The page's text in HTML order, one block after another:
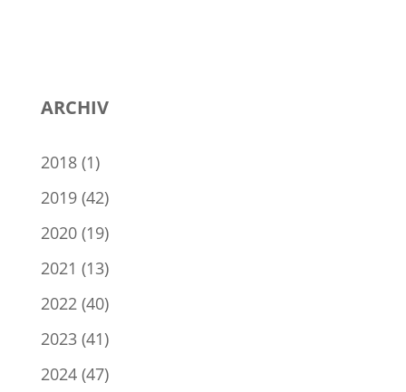
ARCHIV
2018(1)
2019(42)
2020(19)
2021 (13)
2022 (40)
2023(41)
2024(47)